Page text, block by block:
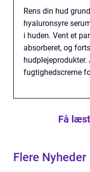
Rens din hud
hyaluronsyre
i huden. Vent et
absorberet, og
fugtighedscreme
Få
Flere Nyheder